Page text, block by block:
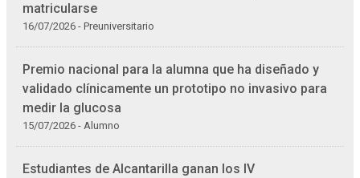
matricularse
16/07/2026 - Preuniversitario
Premio nacional para la alumna que ha diseñado y
validado clínicamente un prototipo no invasivo para
medir la glucosa
15/07/2026 - Alumno
Estudiantes de Alcantarilla ganan los IV